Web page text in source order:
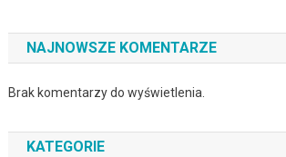
NAJNOWSZE KOMENTARZE
Brak komentarzy do wyświetlenia.
KATEGORIE